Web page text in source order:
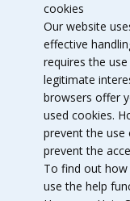
cookies
Our website
effective
requires the
legitimate
browsers offer
used cookies.
prevent the
prevent the
To find out
use the help